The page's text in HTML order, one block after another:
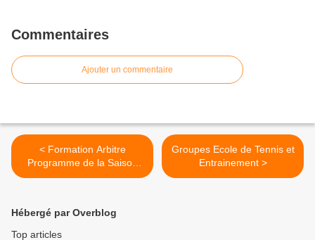
Commentaires
Ajouter un commentaire
< Formation Arbitre
Programme de la Saison
2014-2015
Groupes Ecole de Tennis et
Entrainement >
Hébergé par Overblog
Top articles